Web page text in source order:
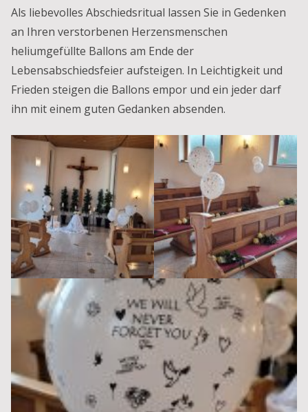
Als liebevolles Abschiedsritual lassen Sie in Gedenken
an Ihren verstorbenen Herzensmenschen
heliumgefüllte Ballons am Ende der
Lebensabschiedsfeier aufsteigen. In Leichtigkeit und
Frieden steigen die Ballons empor und ein jeder darf
ihn mit einem guten Gedanken absenden.